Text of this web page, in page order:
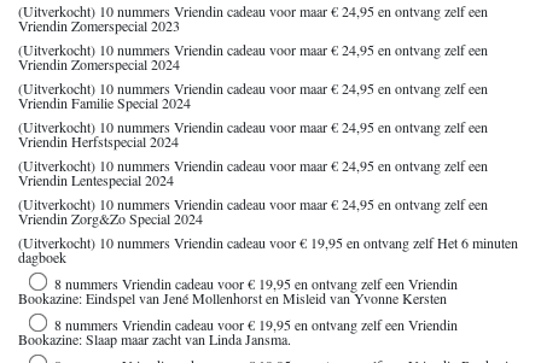
(Uitverkocht) 10 nummers Vriendin cadeau voor maar € 24,95 en ontvang zelf een
Vriendin Zomerspecial 2023
(Uitverkocht) 10 nummers Vriendin cadeau voor maar € 24,95 en ontvang zelf een
Vriendin Zomerspecial 2024
(Uitverkocht) 10 nummers Vriendin cadeau voor maar € 24,95 en ontvang zelf een
Vriendin Familie Special 2024
(Uitverkocht) 10 nummers Vriendin cadeau voor maar € 24,95 en ontvang zelf een
Vriendin Herfstspecial 2024
(Uitverkocht) 10 nummers Vriendin cadeau voor maar € 24,95 en ontvang zelf een
Vriendin Lentespecial 2024
(Uitverkocht) 10 nummers Vriendin cadeau voor maar € 24,95 en ontvang zelf een
Vriendin Zorg&Zo Special 2024
(Uitverkocht) 10 nummers Vriendin cadeau voor € 19,95 en ontvang zelf Het 6 minuten
dagboek
8 nummers Vriendin cadeau voor € 19,95 en ontvang zelf een Vriendin
Bookazine: Eindspel van Jené Mollenhorst en Misleid van Yvonne Kersten
8 nummers Vriendin cadeau voor € 19,95 en ontvang zelf een Vriendin
Bookazine: Slaap maar zacht van Linda Jansma.